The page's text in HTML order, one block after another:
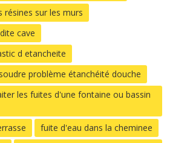
résines sur les murs
cave
d etancheite
problème étanchéité douche
les fuites d'une fontaine ou bassin
fuite d'eau dans la cheminee